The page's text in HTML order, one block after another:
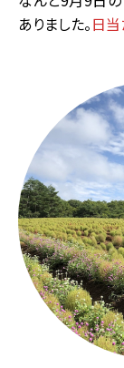
ありました。日